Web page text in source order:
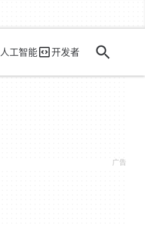
人工智能 开发者